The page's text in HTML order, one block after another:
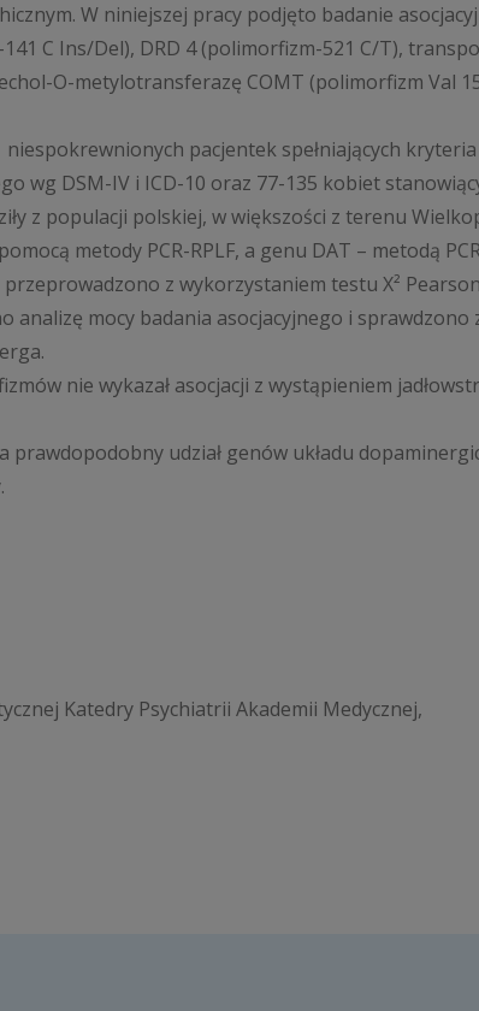
W niniejszej pracy podjęto badanie
C Ins/Del), DRD 4 (polimorfizm-521 C/T),
O-metylotransferazę COMT (polimorfizm Val
niespokrewnionych pacjentek spełniających
wg DSM-IV i ICD-10 oraz 77-135 kobiet
z populacji polskiej, w większości z terenu
metody PCR-RPLF, a genu DAT – metodą
z wykorzystaniem testu X²
analizę mocy badania asocjacyjnego i sprawdzono
nie wykazał asocjacji z wystąpieniem
prawdopodobny udział genów układu
Katedry Psychiatrii Akademii Medycznej,